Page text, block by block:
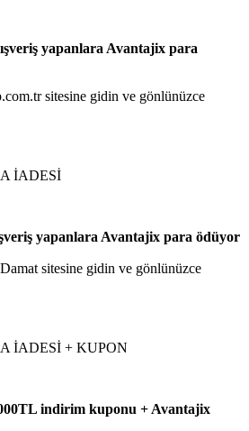
yapanlara Avantajix para
sitesine gidin ve gönlünüzce
İADESİ
yapanlara Avantajix para ödüyor
sitesine gidin ve gönlünüzce
İADESİ + KUPON
indirim kuponu + Avantajix